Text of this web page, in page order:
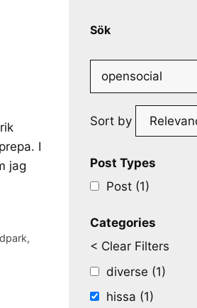
I
jag
,
Sök
Sort by
Post Types
Post (1)
Categories
< Clear Filters
diverse (1)
hissa (1)